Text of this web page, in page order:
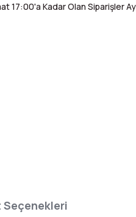
17:00'a Kadar Olan Siparişler